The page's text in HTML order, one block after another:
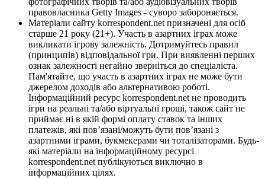
правовласника Getty Images - суворо забороняється.
Матеріали сайту korrespondent.net призначені для осіб
старше 21 року (21+). Участь в азартних іграх може
викликати ігрову залежність. Дотримуйтесь правил
(принципів) відповідальної гри. При виявленні перших
ознак залежності негайно зверніться до спеціаліста.
Пам'ятайте, що участь в азартних іграх не може бути
джерелом доходів або альтернативою роботі.
Інформаційний ресурс korrespondent.net не проводить
ігри на реальні та/або віртуальні гроші, також сайт не
приймає ні в якій формі оплату ставок та інших
платежів, які пов’язані/можуть бути пов’язані з
азартними іграми, букмекерами чи тоталізаторами. Будь-
які матеріали на інформаційному ресурсі
korrespondent.net публікуються виключно в
інформаційних цілях.